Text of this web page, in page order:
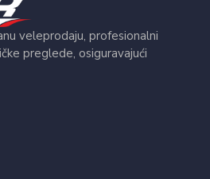
veleprodaju, profesionalni
preglede, osiguravajući